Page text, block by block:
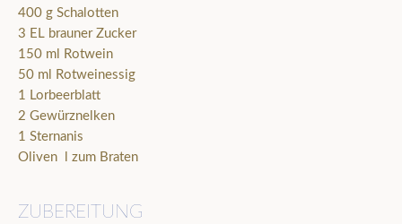
400 g Schalotten
3 EL brauner Zucker
150 ml Rotwein
50 ml Rotweinessig
1 Lorbeerblatt
2 Gewürznelken
1 Sternanis
Oliven l zum Braten
ZUBEREITUNG